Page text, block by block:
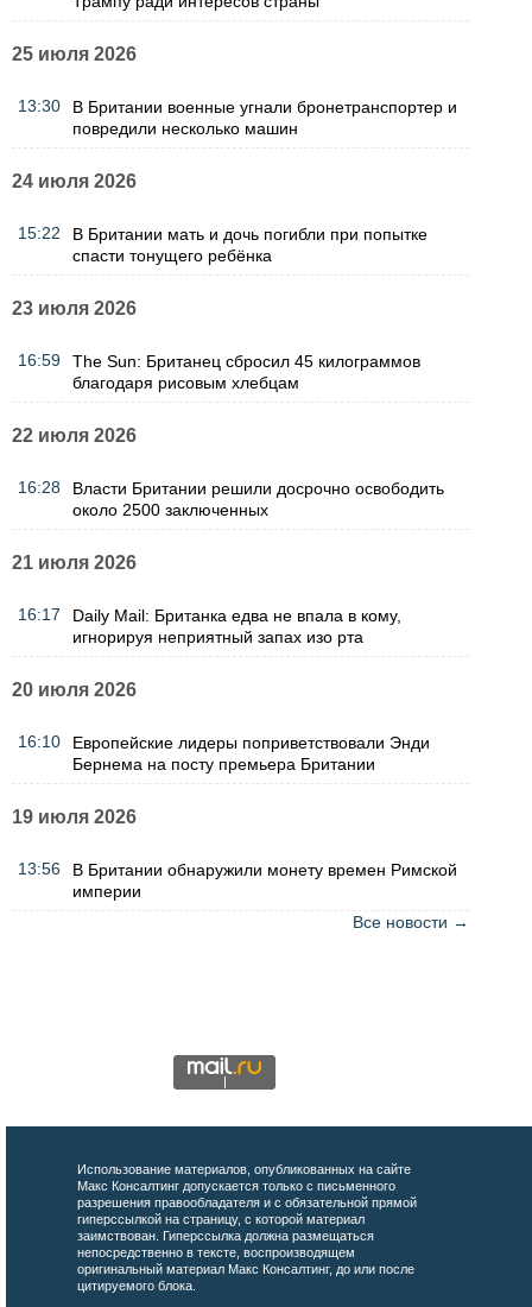
25 июля 2026
13:30
В Британии военные угнали бронетранспортер и
повредили несколько машин
24 июля 2026
15:22
В Британии мать и дочь погибли при попытке
спасти тонущего ребёнка
23 июля 2026
16:59
The Sun: Британец сбросил 45 килограммов
благодаря рисовым хлебцам
22 июля 2026
16:28
Власти Британии решили досрочно освободить
около 2500 заключенных
21 июля 2026
16:17
Daily Mail: Британка едва не впала в кому,
игнорируя неприятный запах изо рта
20 июля 2026
16:10
Европейские лидеры поприветствовали Энди
Бернема на посту премьера Британии
19 июля 2026
13:56
В Британии обнаружили монету времен Римской
империи
Все новости →
Использование материалов, опубликованных на сайте
Макс Консалтинг допускается только с письменного
разрешения правообладателя и с обязательной прямой
гиперссылкой на страницу, с которой материал
заимствован. Гиперссылка должна размещаться
непосредственно в тексте, воспроизводящем
оригинальный материал Макс Консалтинг, до или после
цитируемого блока.